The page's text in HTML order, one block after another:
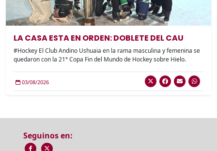
LA CASA ESTA EN ORDEN: DOBLETE DEL CAU
#Hockey El Club Andino Ushuaia en la rama masculina y femenina se
quedaron con la 21° Copa Fin del Mundo de Hockey sobre Hielo.
03/08/2026
Seguinos en: